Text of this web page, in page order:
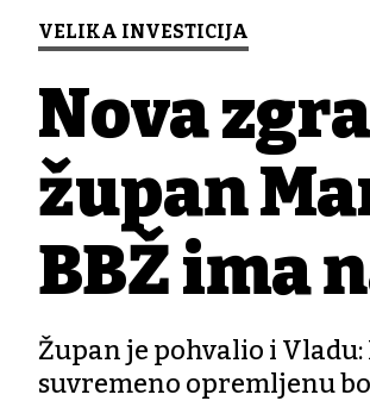
VELIKA INVESTICIJA
Nova
župan
BBŽ ima
Župan je pohvalio i
suvremeno opremljenu